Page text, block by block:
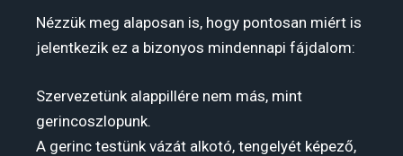
Nézzük meg alaposan is, hogy pontosan miért is
jelentkezik ez a bizonyos mindennapi fájdalom:
Szervezetünk alappillére nem más, mint
gerincoszlopunk.
A gerinc testünk vázát alkotó, tengelyét képező,